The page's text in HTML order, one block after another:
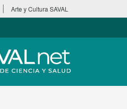
Arte y Cultura SAVAL